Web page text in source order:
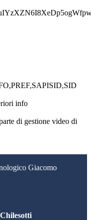
info
di gestione video di
Giacomo